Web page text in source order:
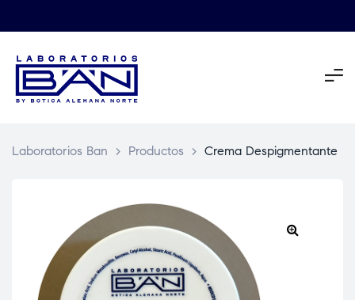
Laboratorios Ban > Productos > Crema Despigmentante